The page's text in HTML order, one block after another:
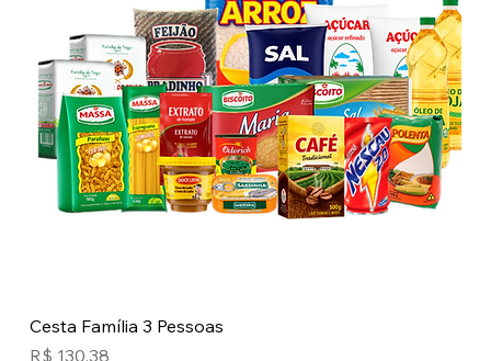
Cesta Família 3 Pessoas
Preço
R$ 130,38